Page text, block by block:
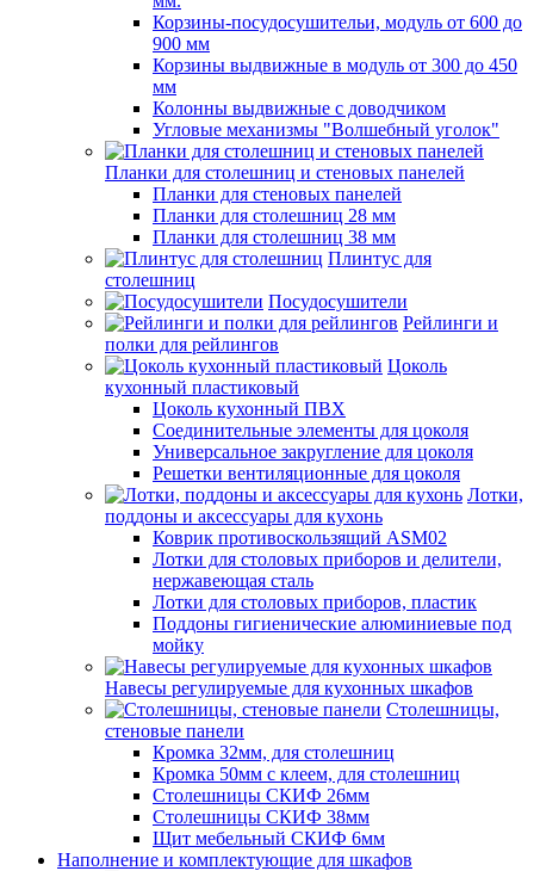
Корзины-посудосушительи, модуль от 600 до
900 мм
Корзины выдвижные в модуль от 300 до 450
мм
Колонны выдвижные с доводчиком
Угловые механизмы "Волшебный уголок"
Планки для столешниц и стеновых панелей
Планки для стеновых панелей
Планки для столешниц 28 мм
Планки для столешниц 38 мм
Плинтус для
столешниц
Посудосушители
Рейлинги и
полки для рейлингов
Цоколь
кухонный пластиковый
Цоколь кухонный ПВХ
Соединительные элементы для цоколя
Универсальное закругление для цоколя
Решетки вентиляционные для цоколя
Лотки,
поддоны и аксессуары для кухонь
Коврик противоскользящий ASM02
Лотки для столовых приборов и делители,
нержавеющая сталь
Лотки для столовых приборов, пластик
Поддоны гигиенические алюминиевые под
мойку
Навесы регулируемые для кухонных шкафов
Столешницы,
стеновые панели
Кромка 32мм, для столешниц
Кромка 50мм с клеем, для столешниц
Столешницы СКИФ 26мм
Столешницы СКИФ 38мм
Щит мебельный СКИФ 6мм
Наполнение и комплектующие для шкафов